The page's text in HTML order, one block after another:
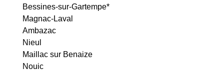
Bessines-sur-Gartempe*
Magnac-Laval
Ambazac
Nieul
Maillac sur Benaize
Nouic